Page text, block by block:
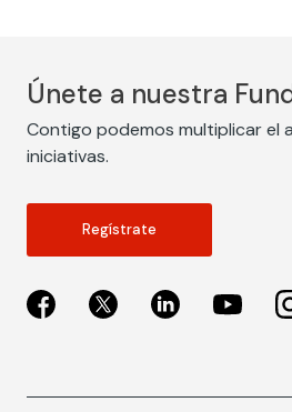
Únete a nuestra
Contigo podemos multiplicar el
iniciativas.
Regístrate